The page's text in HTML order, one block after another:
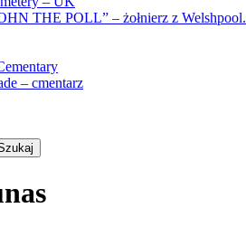
THE POLL” – żołnierz z Welshpool.
– cmentarz